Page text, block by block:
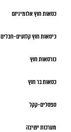
כסאות חוץ אלומיניום
כיסאות חוץ קלועים-חבלים
כורסאות חוץ
כסאות בר חוץ
ספסלים-קקל
מערכות ישיבה